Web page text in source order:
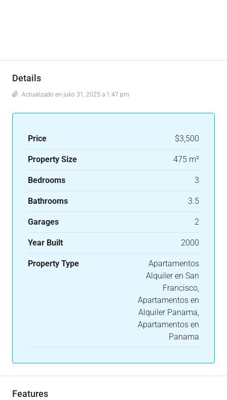
Details
Actualizado en julio 31, 2025 a 1:47 pm
Price $3,500
Property Size 475 m²
Bedrooms 3
Bathrooms 3.5
Garages 2
Year Built 2000
Property Type
Apartamentos
Alquiler en San
Francisco,
Apartamentos en
Alquiler Panama,
Apartamentos en
Panama
Features